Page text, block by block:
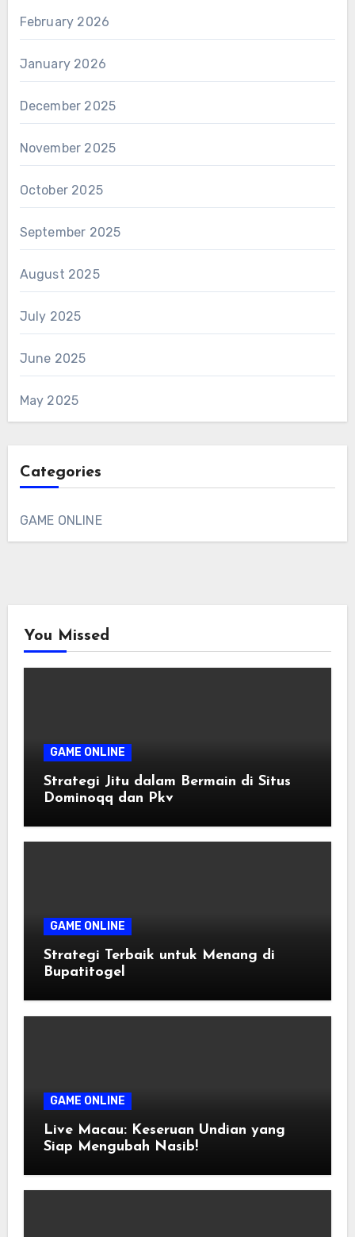
February 2026
January 2026
December 2025
November 2025
October 2025
September 2025
August 2025
July 2025
June 2025
May 2025
Categories
GAME ONLINE
You Missed
GAME ONLINE
Strategi Jitu dalam Bermain di Situs
Dominoqq dan Pkv
GAME ONLINE
Strategi Terbaik untuk Menang di
Bupatitogel
GAME ONLINE
Live Macau: Keseruan Undian yang
Siap Mengubah Nasib!